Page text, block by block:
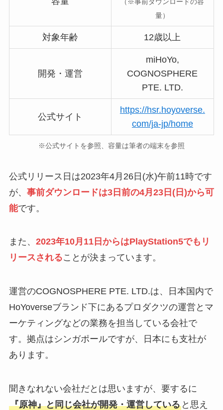
量）
対象年齢 12歳以上
開発・運営
miHoYo,
COGNOSPHERE
PTE. LTD.
公式サイト
https://hsr.hoyoverse.
com/ja-jp/home
※公式サイトを参照、容量は筆者の端末を参照
公式リリース日は2023年4月26日(水)午前11時です
が、 事前ダウンロードは3日前の4月23日(日)から可
能です。
また、 2023年10月11日からはPlayStation5でもリ
リースされることが決まっています。
運営のCOGNOSPHERE PTE. LTD.は、⽇本国内で
HoYoverseブランド下にあるプロダクツの運営とマ
ーケティングなどの業務を担当している会社で
す。拠点はシンガポールですが、日本にも支社が
あります。
聞きなれない会社だとは思いますが、要するに
『原神』と同じ会社が開発・運営していると思え